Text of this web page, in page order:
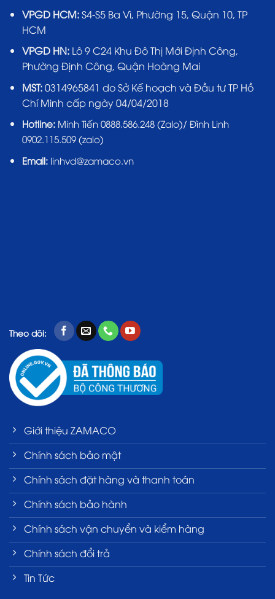
VPGD HCM:S4-S5 Ba Vì, Phường 15, Quận 10, TP
HCM
VPGD HN:Lô 9 C24 Khu Đô Thị Mới Định Công,
Phường Định Công, Quận Hoàng Mai
MST:0314965841 do Sở Kế hoạch và Đầu tư TP Hồ
Chí Minh cấp ngày 04/04/2018
Hotline: Minh Tiến 0888.586.248 (Zalo)/ Đình Linh
0902.115.509 (zalo)
Email:linhvd@zamaco.vn
Theo dõi:
Giới thiệu ZAMACO
Chính sách bảo mật
Chính sách đặt hàng và thanh toán
Chính sách bảo hành
Chính sách vận chuyển và kiểm hàng
Chính sách đổi trả
Tin Tức